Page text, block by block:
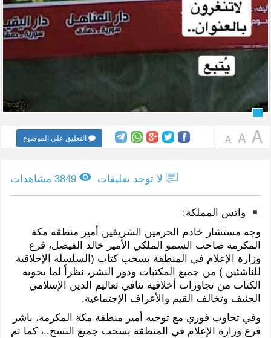
التعليق على الموضوع
لا توجد تعليقات 3849 مشاهدات
واتس المملكة:
وجه مستشار خادم الحرمين الشريفين أمير منطقة مكة
المكرمة صاحب السمو الملكي الأمير خالد الفيصل، فرع
وزارة الإعلام في المنطقة بسحب كتاب (السلسلة الإخلاقية
للناشئين ) من جميع المكتبات ودور النشر، نظراً لما يحويه
الكتاب من تجاوزات أخلاقية تنافي تعاليم الدين الإسلامي
الحنيف وتخالف القيم والأعراف الإجتماعية.
وفي تجاوب فوري مع توجيه أمير منطقة مكة المكرمة، باشر
فرع وزارة الإعلام في المنطقة بسحب جميع النسخ..، كما تم